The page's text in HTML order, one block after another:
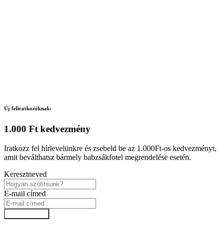
Új feliratkozóknak:
1.000 Ft kedvezmény
Iratkozz fel hírlevelünkre és zsebeld be az 1.000Ft-os kedvezményt,
amit beválthatsz bármely babzsákfotel megrendelése esetén.
Keresztneved
E-mail címed